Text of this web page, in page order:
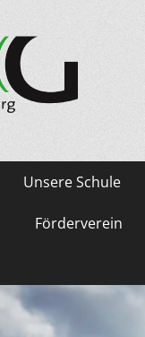
Unsere Schule
Förderverein